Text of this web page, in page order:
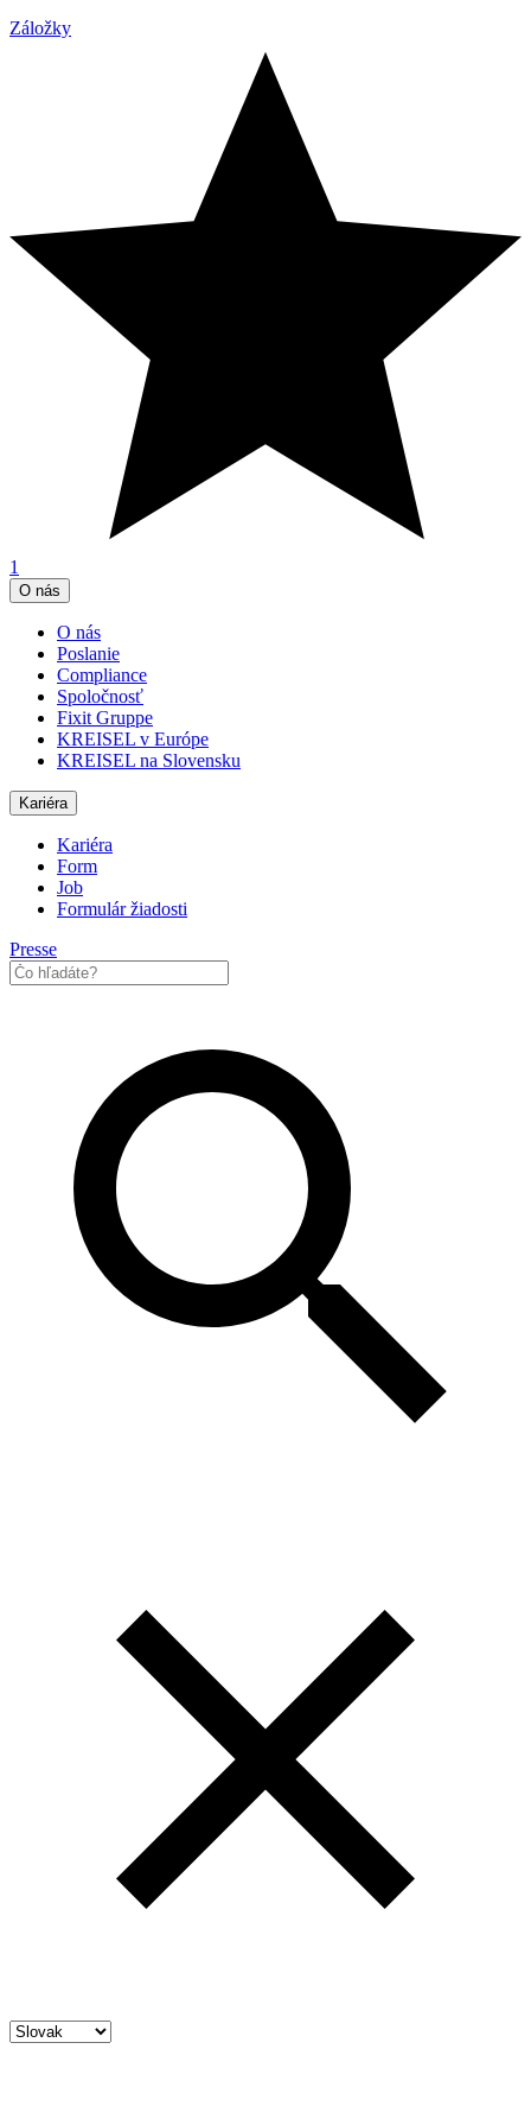
Záložky
1
O nás
O nás
Poslanie
Compliance
Spoločnosť
Fixit Gruppe
KREISEL v Európe
KREISEL na Slovensku
Kariéra
Kariéra
Form
Job
Formulár žiadosti
Presse